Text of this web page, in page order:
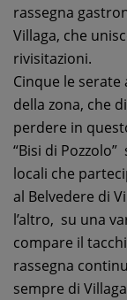
rassegna
Villaga, che
rivisitazioni.
Cinque le
della zona, che
perdere in
“Bisi di
locali che
al Belvedere di
l’altro, su una
compare il
rassegna
sempre di